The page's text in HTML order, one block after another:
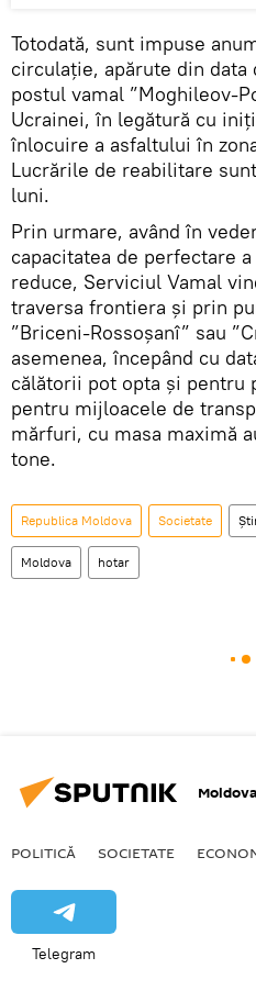
Totodată, sunt impuse
circulație, apărute din
postul vamal ”Moghileov-
Ucrainei, în legătură cu
înlocuire a asfaltului în
Lucrările de reabilitare
luni.
Prin urmare, având în
capacitatea de perfectare
reduce, Serviciul Vamal
traversa frontiera și prin
”Briceni-Rossoșanî” sau
asemenea, începând cu
călătorii pot opta și pentru
pentru mijloacele de
mărfuri, cu masa maximă
tone.
Republica Moldova Societate
Moldova hotar
POLITICĂ SOCIETATE
Telegram